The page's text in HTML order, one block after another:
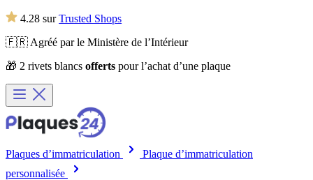
4.28 surTrusted Shops
🇫🇷 Agréé par le Ministère de l’Intérieur
🎁 2 rivets blancs offerts pour l’achat d’une plaque
Plaques d’immatriculation
Plaque d’immatriculation
personnalisée